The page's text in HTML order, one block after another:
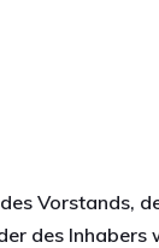
Vorstands,
des Inhabers